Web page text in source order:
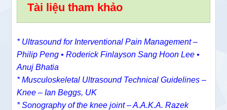
Tài liệu tham khảo
* Ultrasound for Interventional Pain Management –
Philip Peng • Roderick Finlayson Sang Hoon Lee •
Anuj Bhatia
* Musculoskeletal Ultrasound Technical Guidelines –
Knee – Ian Beggs, UK
* Sonography of the knee joint – A.A.K.A. Razek